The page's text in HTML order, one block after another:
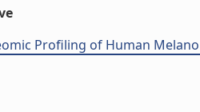
Profiling of Human